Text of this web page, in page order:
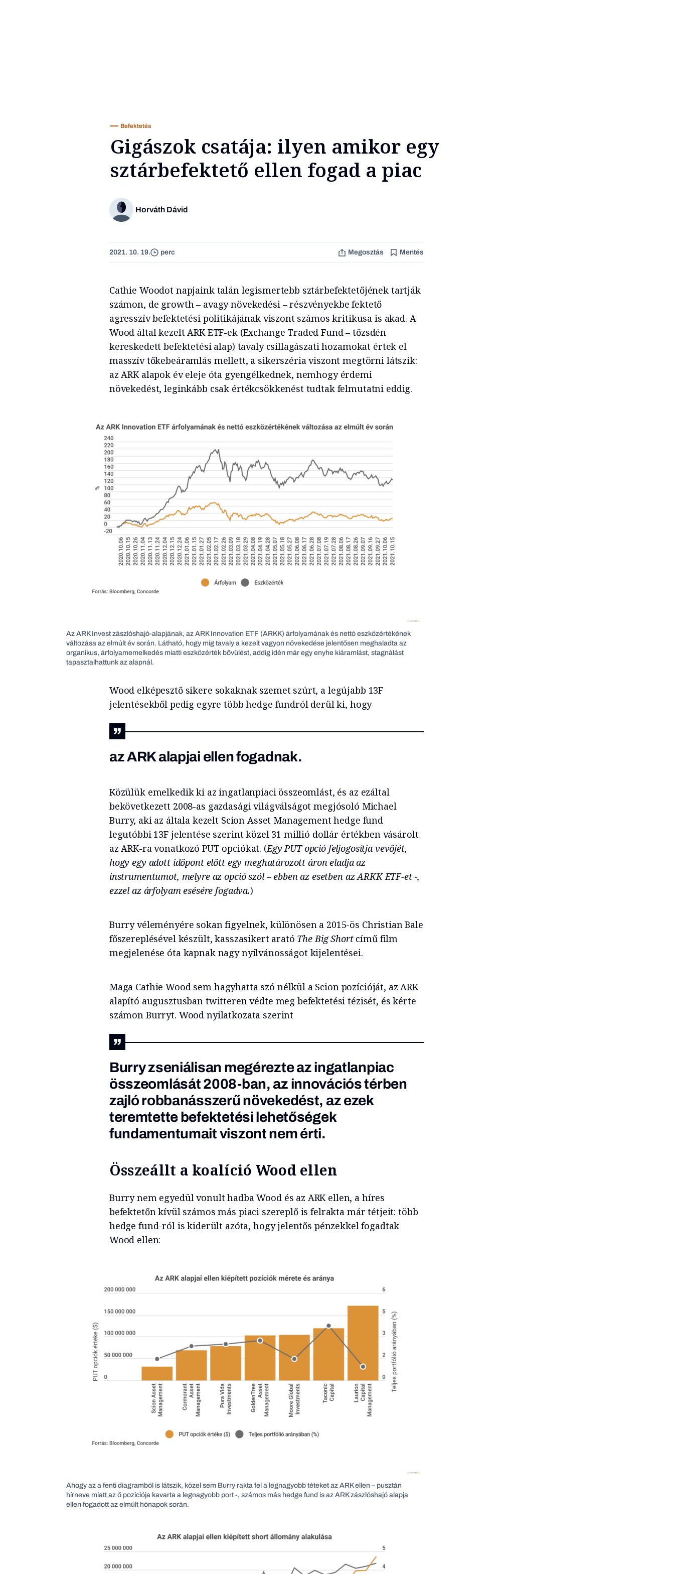
Befektetés
Gigászok csatája: ilyen amikor egy
sztárbefektető ellen fogad a piac
Horváth Dávid
2021. 10. 19. perc Megosztás Mentés
Cathie Woodot napjaink talán legismertebb sztárbefektetőjének tartják
számon, de growth – avagy növekedési – részvényekbe fektető
agresszív befektetési politikájának viszont számos kritikusa is akad. A
Wood által kezelt ARK ETF-ek (Exchange Traded Fund – tőzsdén
kereskedett befektetési alap) tavaly csillagászati hozamokat értek el
masszív tőkebeáramlás mellett, a sikerszéria viszont megtörni látszik:
az ARK alapok év eleje óta gyengélkednek, nemhogy érdemi
növekedést, leginkább csak értékcsökkenést tudtak felmutatni eddig.
Az ARK Invest zászlóshajó-alapjának, az ARK Innovation ETF (ARKK) árfolyamának és nettó eszközértékének
változása az elmúlt év során. Látható, hogy míg tavaly a kezelt vagyon növekedése jelentősen meghaladta az
organikus, árfolyamemelkedés miatti eszközérték bővülést, addig idén már egy enyhe kiáramlást, stagnálást
tapasztalhattunk az alapnál.
Wood elképesztő sikere sokaknak szemet szúrt, a legújabb 13F
jelentésekből pedig egyre több hedge fundról derül ki, hogy
az ARK alapjai ellen fogadnak.
Közülük emelkedik ki az ingatlanpiaci összeomlást, és az ezáltal
bekövetkezett 2008-as gazdasági világválságot megjósoló Michael
Burry, aki az általa kezelt Scion Asset Management hedge fund
legutóbbi 13F jelentése szerint közel 31 millió dollár értékben vásárolt
az ARK-ra vonatkozó PUT opciókat. (Egy PUT opció feljogosítja vevőjét,
hogy egy adott időpont előtt egy meghatározott áron eladja az
instrumentumot, melyre az opció szól – ebben az esetben az ARKK ETF-et -,
ezzel az árfolyam esésére fogadva.)
Burry véleményére sokan figyelnek, különösen a 2015-ös Christian Bale
főszereplésével készült, kasszasikert arató The Big Shortcímű film
megjelenése óta kapnak nagy nyilvánosságot kijelentései.
Maga Cathie Wood sem hagyhatta szó nélkül a Scion pozícióját, az ARK-
alapító augusztusban twitteren védte meg befektetési tézisét, és kérte
számon Burryt. Wood nyilatkozata szerint
Burry zseniálisan megérezte az ingatlanpiac
összeomlását 2008-ban, az innovációs térben
zajló robbanásszerű növekedést, az ezek
teremtette befektetési lehetőségek
fundamentumait viszont nem érti.
Összeállt a koalíció Wood ellen
Burry nem egyedül vonult hadba Wood és az ARK ellen, a híres
befektetőn kívül számos más piaci szereplő is felrakta már tétjeit: több
hedge fund-ról is kiderült azóta, hogy jelentős pénzekkel fogadtak
Wood ellen:
Ahogy az a fenti diagramból is látszik, közel sem Burry rakta fel a legnagyobb téteket az ARK ellen – pusztán
hírneve miatt az ő pozíciója kavarta a legnagyobb port -, számos más hedge fund is az ARK zászlóshajó alapja
ellen fogadott az elmúlt hónapok során.